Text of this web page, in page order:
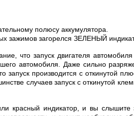
полюсу аккумулятора.
зажимов загорелся ЗЕЛЕНЫЙ
что запуск двигателя
автомобиля. Даже сильно
производится с откинутой
случаев запуск с откинутой
красный индикатор, и вы слышите